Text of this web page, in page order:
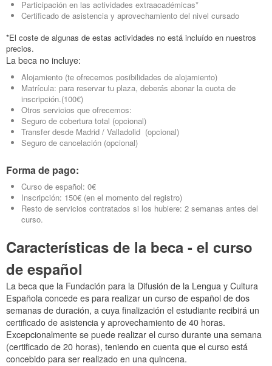
Participación en las actividades extraacadémicas*
Certificado de asistencia y aprovechamiento del nivel cursado
*El coste de algunas de estas actividades no está incluído en nuestros
precios.
La beca no incluye:
Alojamiento (te ofrecemos posibilidades de alojamiento)
Matrícula: para reservar tu plaza, deberás abonar la cuota de
inscripción.(100€)
Otros servicios que ofrecemos:
Seguro de cobertura total (opcional)
Transfer desde Madrid / Valladolid (opcional)
Seguro de cancelación (opcional)
Forma de pago:
Curso de español: 0€
Inscripción: 150€ (en el momento del registro)
Resto de servicios contratados si los hubiere: 2 semanas antes del
curso.
Características de la beca - el curso
de español
La beca que la Fundación para la Difusión de la Lengua y Cultura
Española concede es para realizar un curso de español de dos
semanas de duración, a cuya finalización el estudiante recibirá un
certificado de asistencia y aprovechamiento de 40 horas.
Excepcionalmente se puede realizar el curso durante una semana
(certificado de 20 horas), teniendo en cuenta que el curso está
concebido para ser realizado en una quincena.